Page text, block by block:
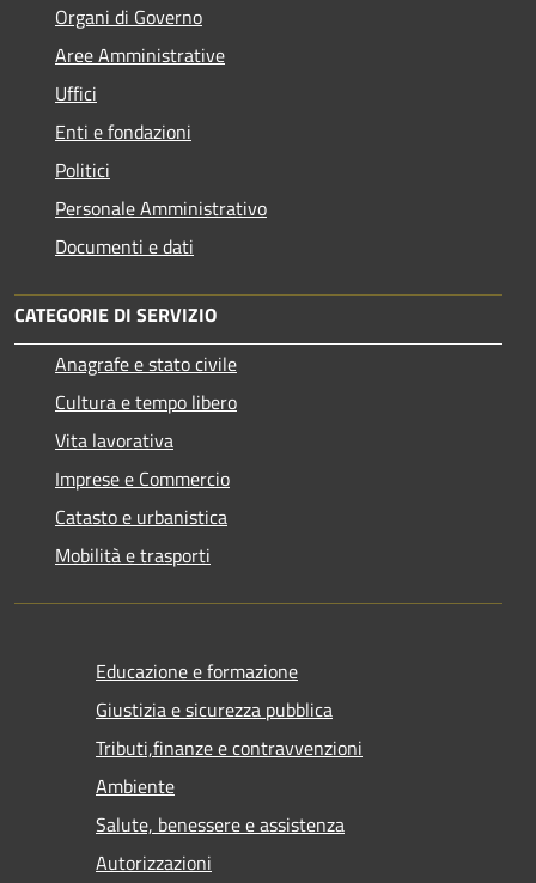
Organi di Governo
Aree Amministrative
Uffici
Enti e fondazioni
Politici
Personale Amministrativo
Documenti e dati
CATEGORIE DI SERVIZIO
Anagrafe e stato civile
Cultura e tempo libero
Vita lavorativa
Imprese e Commercio
Catasto e urbanistica
Mobilità e trasporti
Educazione e formazione
Giustizia e sicurezza pubblica
Tributi,finanze e contravvenzioni
Ambiente
Salute, benessere e assistenza
Autorizzazioni